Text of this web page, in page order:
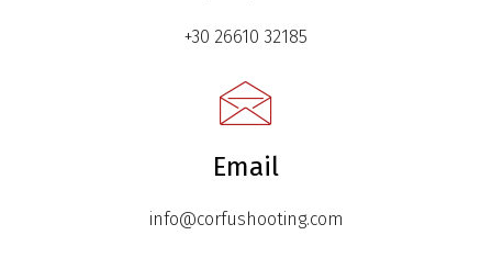
+30 26610 32185
Email
info@corfushooting.com